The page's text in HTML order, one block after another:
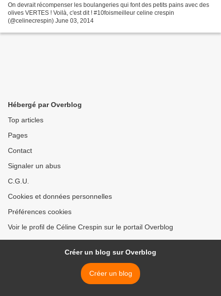
On devrait récompenser les boulangeries qui font des petits pains avec des
olives VERTES ! Voilà, c'est dit ! #10foismeilleur celine crespin
(@celinecrespin) June 03, 2014
Hébergé par Overblog
Top articles
Pages
Contact
Signaler un abus
C.G.U.
Cookies et données personnelles
Préférences cookies
Voir le profil de Céline Crespin sur le portail Overblog
Créer un blog sur Overblog
Créer un blog